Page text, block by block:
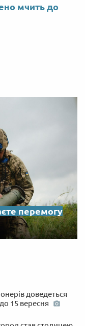
мчить до
перемогу
доведеться
15 вересня